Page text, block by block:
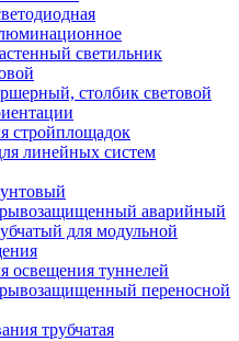
светильник
столбик световой
стройплощадок
линейных систем
аварийный
для модульной
освещения туннелей
переносной
трубчатая